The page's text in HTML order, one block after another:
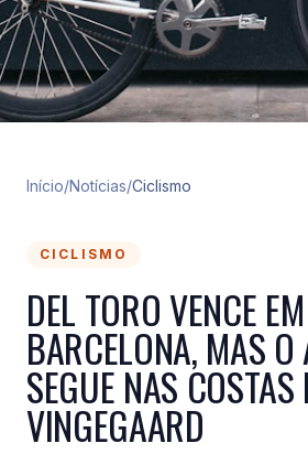
Início/Notícias/Ciclismo
CICLISMO
DEL TORO VENCE EM
BARCELONA, MAS O
SEGUE NAS COSTAS
VINGEGAARD